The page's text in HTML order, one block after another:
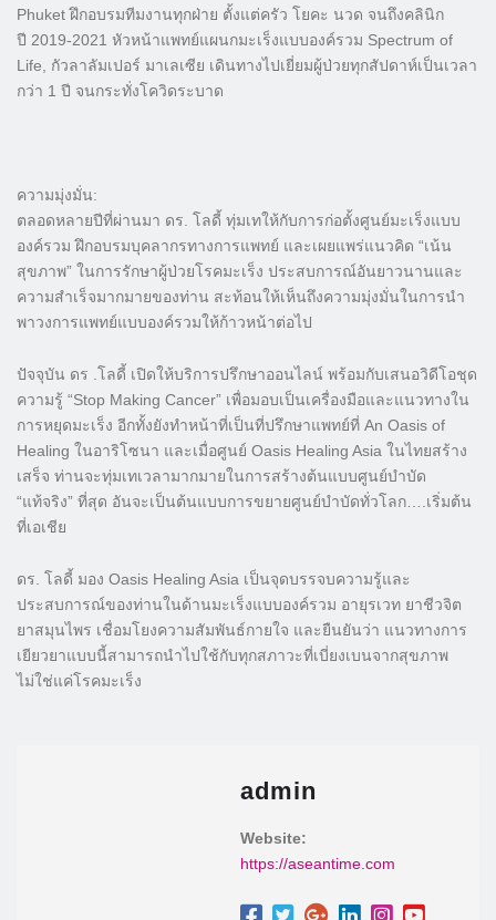
Phuket ฝึกอบรมทีมงานทุกฝ่าย ตั้งแต่ครัว โยคะ นวด จนถึงคลินิก
ปี 2019-2021 หัวหน้าแพทย์แผนกมะเร็งแบบองค์รวม Spectrum of
Life, กัวลาลัมเปอร์ มาเลเซีย เดินทางไปเยี่ยมผู้ป่วยทุกสัปดาห์เป็นเวลา
กว่า 1 ปี จนกระทั่งโควิดระบาด
ความมุ่งมั่น:
ตลอดหลายปีที่ผ่านมา ดร. โลดี้ ทุ่มเทให้กับการก่อตั้งศูนย์มะเร็งแบบ
องค์รวม ฝึกอบรมบุคลากรทางการแพทย์ และเผยแพร่แนวคิด “เน้น
สุขภาพ” ในการรักษาผู้ป่วยโรคมะเร็ง ประสบการณ์อันยาวนานและ
ความสำเร็จมากมายของท่าน สะท้อนให้เห็นถึงความมุ่งมั่นในการนำ
พาวงการแพทย์แบบองค์รวมให้ก้าวหน้าต่อไป
ปัจจุบัน ดร .โลดี้ เปิดให้บริการปรึกษาออนไลน์ พร้อมกับเสนอวิดีโอชุด
ความรู้ “Stop Making Cancer” เพื่อมอบเป็นเครื่องมือและแนวทางใน
การหยุดมะเร็ง อีกทั้งยังทำหน้าที่เป็นที่ปรึกษาแพทย์ที่ An Oasis of
Healing ในอาริโซนา และเมื่อศูนย์ Oasis Healing Asia ในไทยสร้าง
เสร็จ ท่านจะทุ่มเทเวลามากมายในการสร้างต้นแบบศูนย์บำบัด
“แท้จริง” ที่สุด อันจะเป็นต้นแบบการขยายศูนย์บำบัดทั่วโลก….เริ่มต้น
ที่เอเชีย
ดร. โลดี้ มอง Oasis Healing Asia เป็นจุดบรรจบความรู้และ
ประสบการณ์ของท่านในด้านมะเร็งแบบองค์รวม อายุรเวท ยาชีวจิต
ยาสมุนไพร เชื่อมโยงความสัมพันธ์กายใจ และยืนยันว่า แนวทางการ
เยียวยาแบบนี้สามารถนำไปใช้กับทุกสภาวะที่เบี่ยงเบนจากสุขภาพ
ไม่ใช่แค่โรคมะเร็ง
admin
Website:
https://aseantime.com